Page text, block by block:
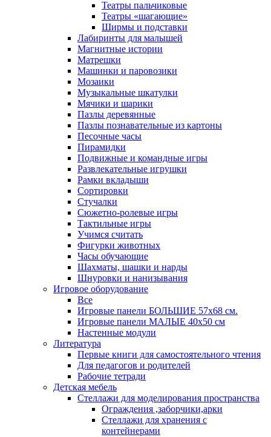
Театры пальчиковые
Театры «шагающие»
Ширмы и подставки
Лабиринты для малышей
Магнитные истории
Матрешки
Машинки и паровозики
Мозаики
Музыкальные шкатулки
Мячики и шарики
Пазлы деревянные
Пазлы познавательные из картоны
Песочные часы
Пирамидки
Подвижные и командные игры
Развлекательные игрушки
Рамки вкладыши
Сортировки
Стучалки
Сюжетно-ролевые игры
Тактильные игры
Учимся считать
Фигурки животных
Часы обучающие
Шахматы, шашки и нарды
Шнуровки и нанизывания
Игровое оборудование
Все
Игровые панели БОЛЬШИЕ 57х68 см.
Игровые панели МАЛЫЕ 40х50 см
Настенные модули
Литература
Первые книги для самостоятельного чтения
Для педагогов и родителей
Рабочие тетради
Детская мебель
Стеллажи для моделирования пространства
Ограждения ,заборчики,арки
Стеллажи для хранения с
контейнерами